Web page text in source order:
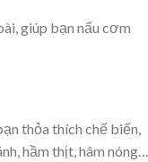
giúp bạn nấu cơm
thỏa thích chế biến,
hầm thịt, hâm nóng…